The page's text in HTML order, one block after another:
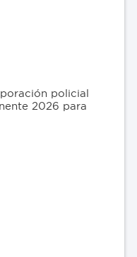
policial
2026 para